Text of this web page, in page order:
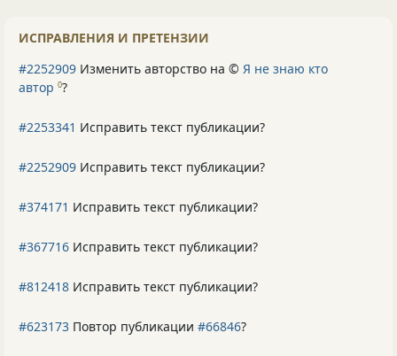
ИСПРАВЛЕНИЯ И ПРЕТЕНЗИИ
#2252909 Изменить авторство на © Я не знаю кто
автор 0?
#2253341 Исправить текст публикации?
#2252909 Исправить текст публикации?
#374171 Исправить текст публикации?
#367716 Исправить текст публикации?
#812418 Исправить текст публикации?
#623173 Повтор публикации #66846?